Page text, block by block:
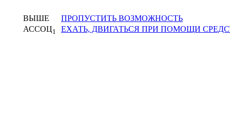
ВЫШЕ
ПРОПУСТИТЬ ВОЗМОЖНОСТЬ
АССОЦ1 ЕХАТЬ, ДВИГАТЬСЯ ПРИ ПОМОЩИ